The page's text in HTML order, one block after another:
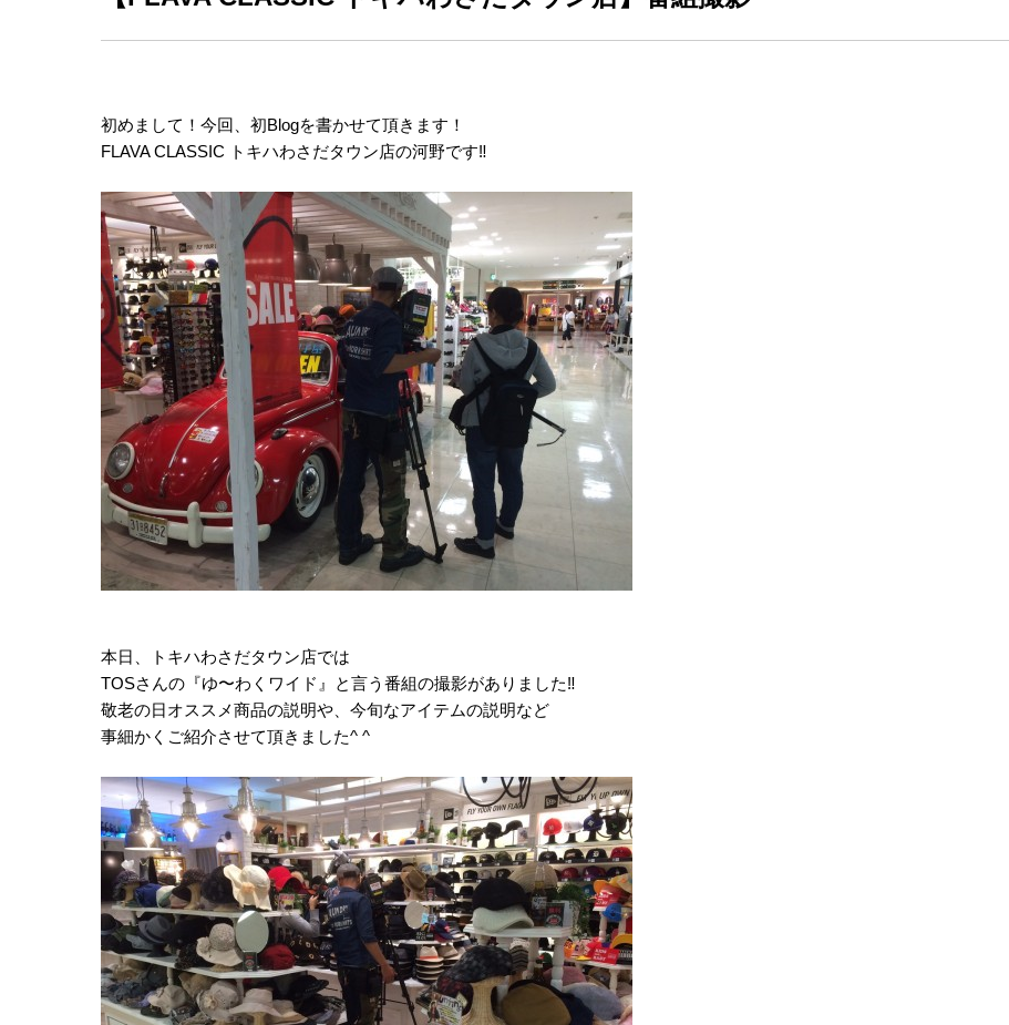
初めまして！今回、初Blogを書かせて頂きます！
FLAVA CLASSIC トキハわさだタウン店の河野です‼︎
本日、トキハわさだタウン店では
TOSさんの『ゆ〜わくワイド』と言う番組の撮影がありました‼︎
敬老の日オススメ商品の説明や、今旬なアイテムの説明など
事細かくご紹介させて頂きました^ ^